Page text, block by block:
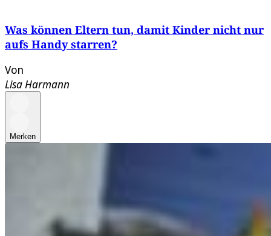
Was können Eltern tun, damit Kinder nicht nur
aufs Handy starren?
Von
Lisa Harmann
Merken